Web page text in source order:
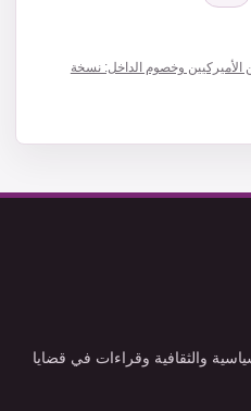
وخصوم الداخل: نسخة
والثقافية وقراءات في قضايا